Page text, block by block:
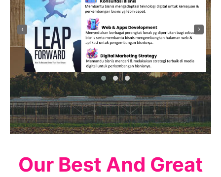
‹ ›
Our Best And Great